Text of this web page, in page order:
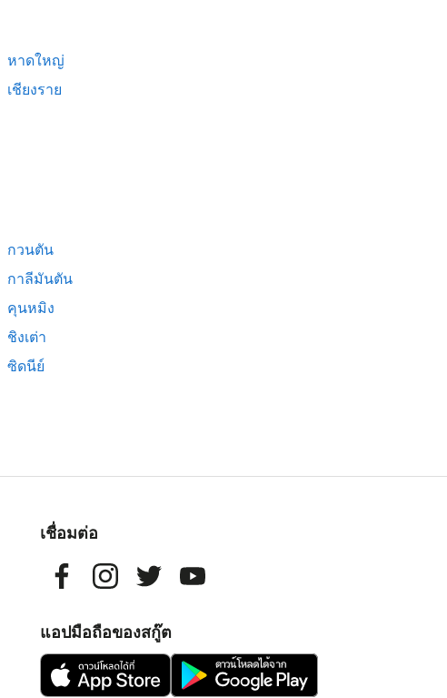
หาดใหญ่
เชียงราย
กวนตัน
กาลีมันตัน
คุนหมิง
ชิงเต่า
ซิดนีย์
เชื่อมต่อ
แอปมือถือของสกู๊ต